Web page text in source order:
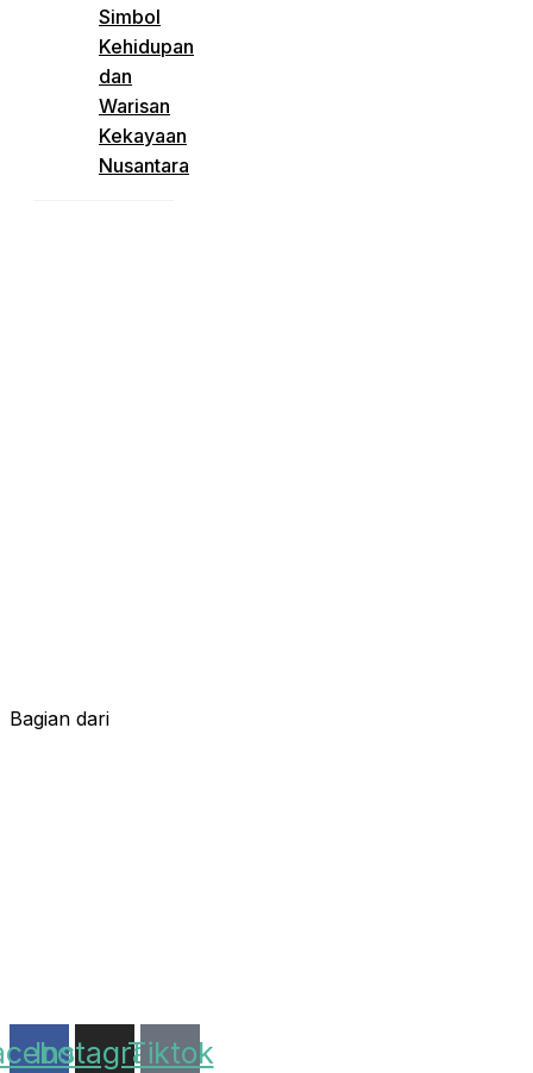
Simbol
Kehidupan
dan
Warisan
Kekayaan
Nusantara
Bagian dari
Instagram
Tiktok